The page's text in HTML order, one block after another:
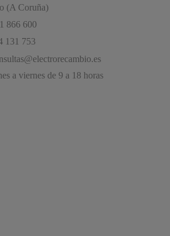
(A Coruña)
866 600
131 753
a viernes de 9 a 18 horas